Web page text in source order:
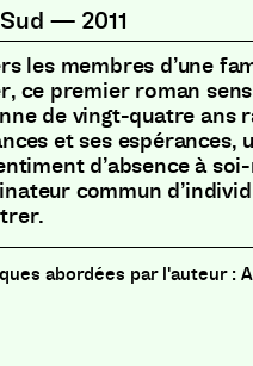
— 2011
les membres d’une
ce premier roman
de vingt-quatre ans
et ses espérances,
d’absence à
commun